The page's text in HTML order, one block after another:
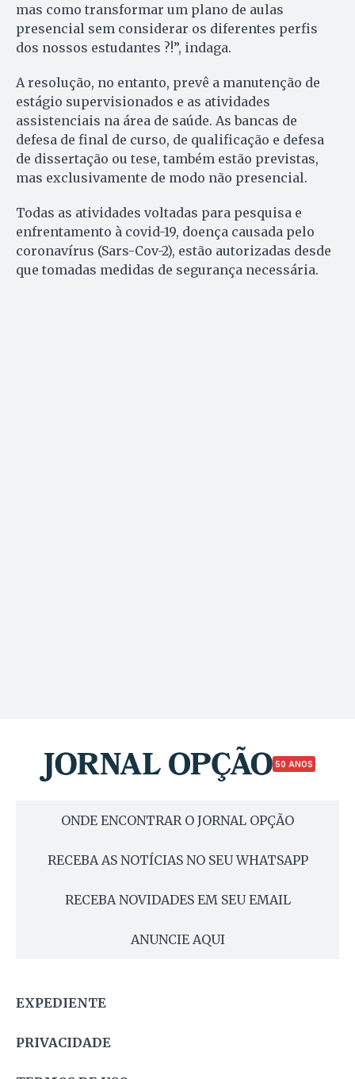
mas como transformar um plano de aulas
presencial sem considerar os diferentes perfis
dos nossos estudantes ?!”, indaga.
A resolução, no entanto, prevê a manutenção de
estágio supervisionados e as atividades
assistenciais na área de saúde. As bancas de
defesa de final de curso, de qualificação e defesa
de dissertação ou tese, também estão previstas,
mas exclusivamente de modo não presencial.
Todas as atividades voltadas para pesquisa e
enfrentamento à covid-19, doença causada pelo
coronavírus (Sars-Cov-2), estão autorizadas desde
que tomadas medidas de segurança necessária.
50 ANOS
ONDE ENCONTRAR O JORNAL OPÇÃO
RECEBA AS NOTÍCIAS NO SEU WHATSAPP
RECEBA NOVIDADES EM SEU EMAIL
ANUNCIE AQUI
EXPEDIENTE
PRIVACIDADE